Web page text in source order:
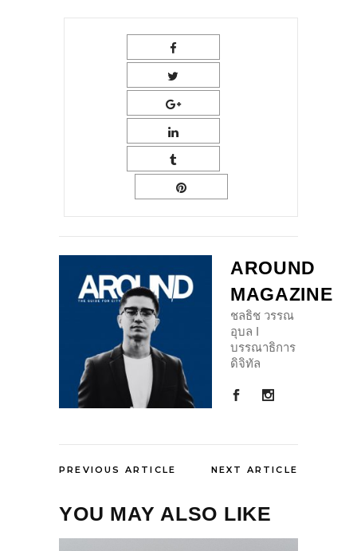
AROUND
MAGAZINE
ชลธิช วรรณ
อุบล I
บรรณาธิการ
ดิจิทัล
PREVIOUS ARTICLE NEXT ARTICLE
YOU MAY ALSO LIKE